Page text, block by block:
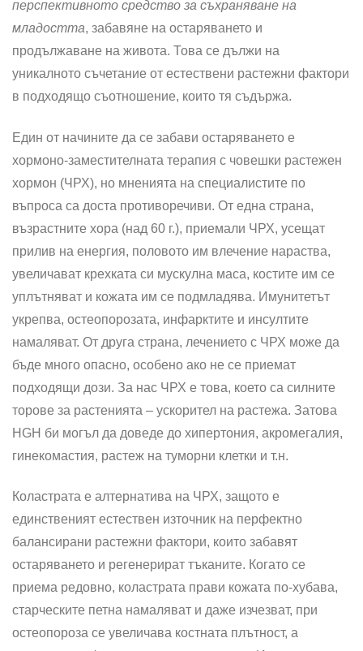
перспективното средство за съхраняване на
младостта, забавяне на остаряването и
продължаване на живота. Това се дължи на
уникалното съчетание от естествени растежни фактори
в подходящо съотношение, които тя съдържа.
Един от начините да се забави остаряването е
хормоно-заместителната терапия с човешки растежен
хормон (ЧРХ), но мненията на специалистите по
въпроса са доста противоречиви. От една страна,
възрастните хора (над 60 г.), приемали ЧРХ, усещат
прилив на енергия, половото им влечение нараства,
увеличават крехката си мускулна маса, костите им се
уплътняват и кожата им се подмладява. Имунитетът
укрепва, остеопорозата, инфарктите и инсултите
намаляват. От друга страна, лечението с ЧРХ може да
бъде много опасно, особено ако не се приемат
подходящи дози. За нас ЧРХ е това, което са силните
торове за растенията – ускорител на растежа. Затова
HGH би могъл да доведе до хипертония, акромегалия,
гинекомастия, растеж на туморни клетки и т.н.
Коластрата е алтернатива на ЧРХ, защото е
единственият естествен източник на перфектно
балансирани растежни фактори, които забавят
остаряването и регенерират тъканите. Когато се
приема редовно, коластрата прави кожата по-хубава,
старческите петна намаляват и даже изчезват, при
остеопороза се увеличава костната плътност, а